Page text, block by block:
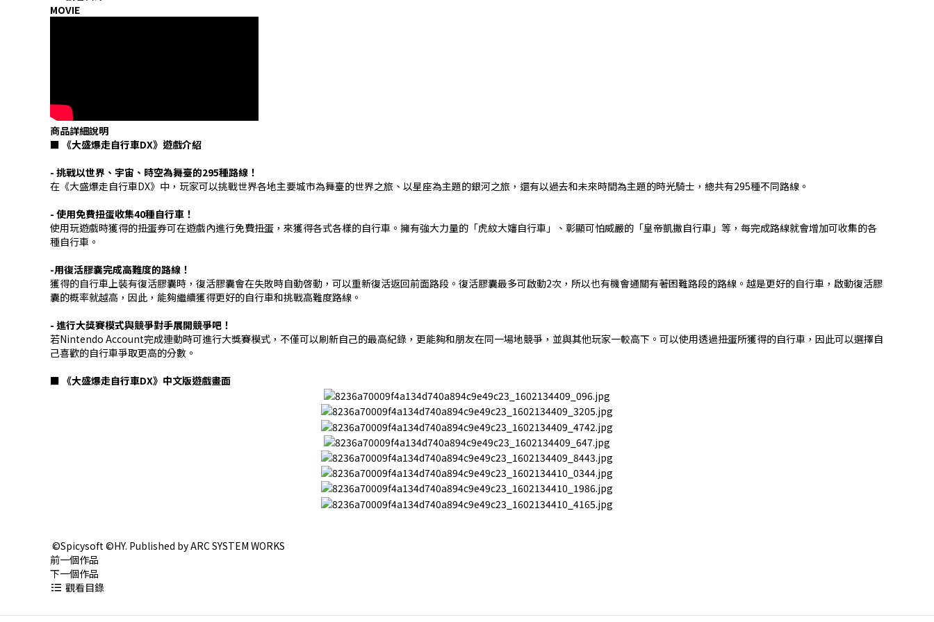
MOVIE
商品詳細說明
■ 《大盛爆走自行車DX》遊戲介紹
- 挑戰以世界、宇宙、時空為舞臺的295種路線！
在《大盛爆走自行車DX》中，玩家可以挑戰世界各地主要城市為舞臺的世界之旅、以星座為主題的銀河之旅，還有以過去和未來時間為主題的時光騎士，總共有295種不同路線。
- 使用免費扭蛋收集40種自行車！
使用玩遊戲時獲得的扭蛋券可在遊戲內進行免費扭蛋，來獲得各式各樣的自行車。擁有強大力量的「虎紋大嬸自行車」、彰顯可怕威嚴的「皇帝凱撒自行車」等，每完成路線就會增加可收集的各
種自行車。
-用復活膠囊完成高難度的路線！
獲得的自行車上裝有復活膠囊時，復活膠囊會在失敗時自動啓動，可以重新復活返回前面路段。復活膠囊最多可啟動2次，所以也有機會通關有著困難路段的路線。越是更好的自行車，啟動復活膠
囊的概率就越高，因此，能夠繼續獲得更好的自行車和挑戰高難度路線。
- 進行大獎賽模式與競爭對手展開競爭吧！
若Nintendo Account完成連動時可進行大獎賽模式，不僅可以刷新自己的最高紀錄，更能夠和朋友在同一場地競爭，並與其他玩家一較高下。可以使用透過扭蛋所獲得的自行車，因此可以選擇自
己喜歡的自行車爭取更高的分數。
■ 《大盛爆走自行車DX》中文版遊戲畫面
©Spicysoft ©HY. Published by ARC SYSTEM WORKS
前一個作品
下一個作品
觀看目錄